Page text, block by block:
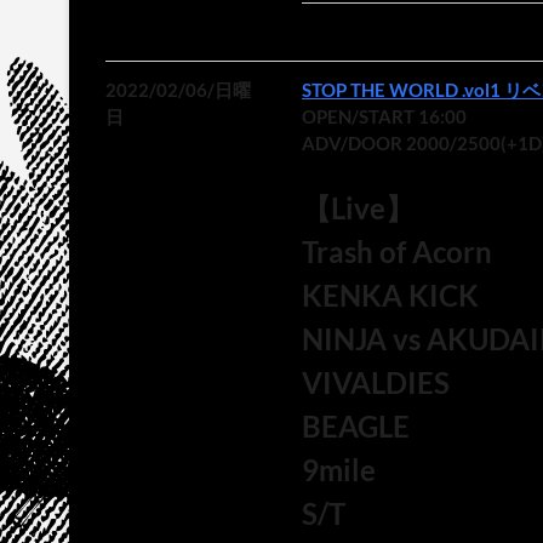
2022/02/06/日曜
日
STOP THE WORLD .vol1 リ
OPEN/START 16:00
ADV/DOOR 2000/
【Live】
Trash of Acorn
KENKA KICK
NINJA vs
VIVALDIES
BEAGLE
9mile
S/T